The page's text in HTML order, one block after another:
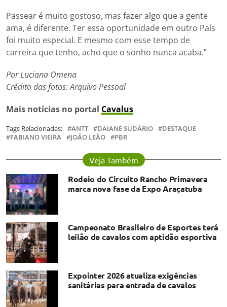
Passear é muito gostoso, mas fazer algo que a gente
ama, é diferente. Ter essa oportunidade em outro País
foi muito especial. E mesmo com esse tempo de
carreira que tenho, acho que o sonho nunca acaba.”
Por Luciana Omena
Crédito das fotos: Arquivo Pessoal
Mais notícias no portal Cavalus
Tags Relacionadas: ANTT DAIANE SUDÁRIO
DESTAQUE
FABIANO VIEIRA
JOÃO LEÃO PBR
Veja Também
Rodeio do Circuito Rancho Primavera
marca nova fase da Expo Araçatuba
Campeonato Brasileiro de Esportes terá
leilão de cavalos com aptidão esportiva
Expointer 2026 atualiza exigências
sanitárias para entrada de cavalos